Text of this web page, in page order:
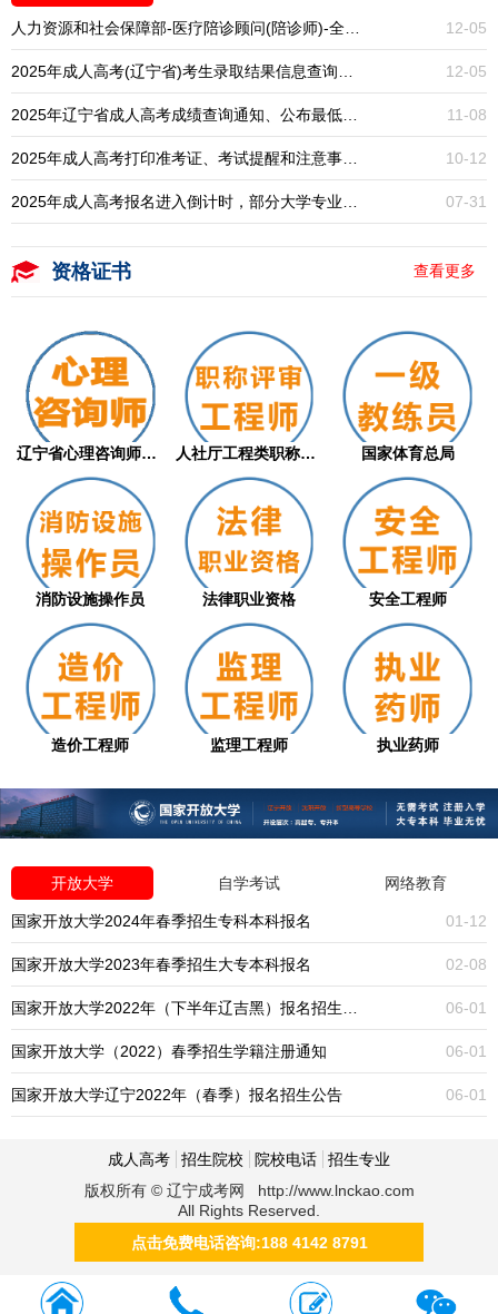
12-05
12-05
11-08
10-12
07-31
资格证书 查看更多
辽宁省心理咨询师职业技能等级评价证书（从... 人社厅工程类职称评审 国家体育总局
消防设施操作员 法律职业资格 安全工程师
造价工程师 监理工程师 执业药师
开放大学 自学考试 网络教育
01-12
国家开放大学2024年春季招生专科本科报名
02-08
国家开放大学2023年春季招生大专本科报名
06-01
06-01
国家开放大学（2022）春季招生学籍注册通知
06-01
国家开放大学辽宁2022年（春季）报名招生公告
成人高考 招生院校 院校电话
招生专业
版权所有 © 辽宁成考网 http://www.lnckao.com
All Rights Reserved.
点击免费电话咨询:188 4142 8791